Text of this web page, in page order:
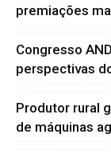
premiações
Congresso
perspectivas
Produtor rural
de máquinas